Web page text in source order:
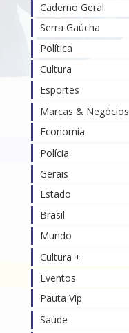
Caderno Geral
Serra Gaúcha
Política
Cultura
Esportes
Marcas & Negócios
Economia
Polícia
Gerais
Estado
Brasil
Mundo
Cultura +
Eventos
Pauta Vip
Saúde